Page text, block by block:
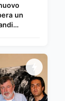
un